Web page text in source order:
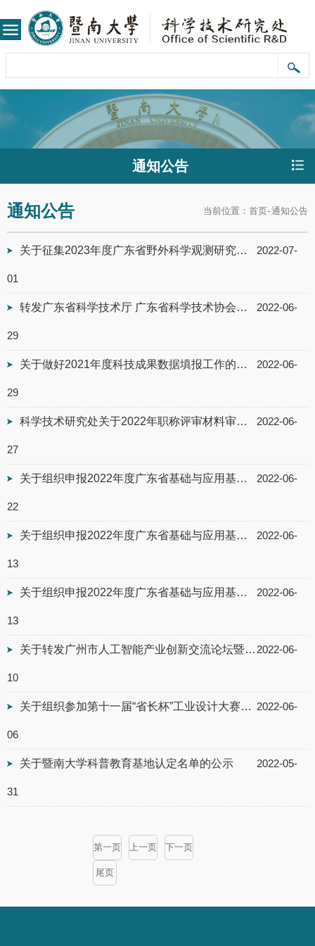
通知公告
当前位置： 首页-通知公告
通知公告
关于征集2023年度广东省野外科学观测研究站、专项科学考察、科学数据中心、农业生... 2022-07-
01
转发广东省科学技术厅 广东省科学技术协会关于发布2022年度科技创新普及专题指南... 2022-06-
29
关于做好2021年度科技成果数据填报工作的通知 2022-06-
29
科学技术研究处关于2022年职称评审材料审核工作安排的通知 2022-06-
27
关于组织申报2022年度广东省基础与应用基础研究基金企业联合基金（公共卫生与医药... 2022-06-
22
关于组织申报2022年度广东省基础与应用基础研究基金区域联合基金（粤穗、粤深、粤... 2022-06-
13
关于组织申报2022年度广东省基础与应用基础研究基金海上风电联合基金项目的通知 2022-06-
13
关于转发广州市人工智能产业创新交流论坛暨创新产品征集的通知 2022-06-
10
关于组织参加第十一届“省长杯”工业设计大赛的通知 2022-06-
06
关于暨南大学科普教育基地认定名单的公示 2022-05-
31
第一页 上一页 下一页
尾页